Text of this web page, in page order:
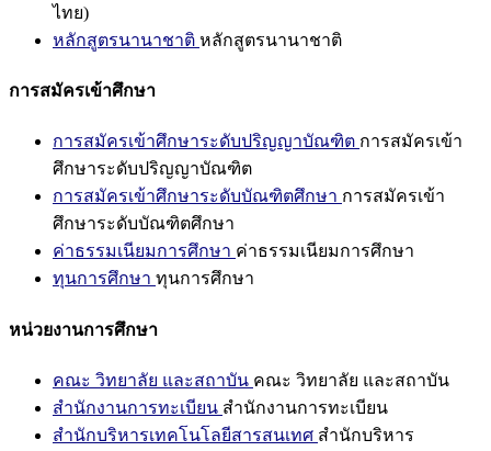
ไทย)
หลักสูตรนานาชาติ หลักสูตรนานาชาติ
การสมัครเข้าศึกษา
การสมัครเข้าศึกษาระดับปริญญาบัณฑิต การสมัครเข้า
ศึกษาระดับปริญญาบัณฑิต
การสมัครเข้าศึกษาระดับบัณฑิตศึกษา การสมัครเข้า
ศึกษาระดับบัณฑิตศึกษา
ค่าธรรมเนียมการศึกษา ค่าธรรมเนียมการศึกษา
ทุนการศึกษา ทุนการศึกษา
หน่วยงานการศึกษา
คณะ วิทยาลัย และสถาบัน คณะ วิทยาลัย และสถาบัน
สำนักงานการทะเบียน สำนักงานการทะเบียน
สำนักบริหารเทคโนโลยีสารสนเทศ สำนักบริหาร